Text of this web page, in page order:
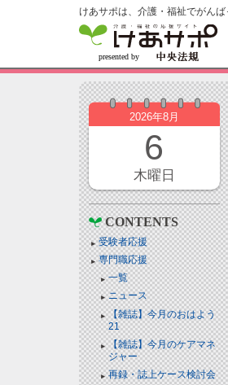
けあサポは、介護・福祉でがん
2026年8月
6
木曜日
CONTENTS
受験者応援
専門職応援
一覧
ニュース
【雑誌】今月のおはよう
21
【雑誌】今月のケアマネ
ジャー
再録・誌上ケース検討会